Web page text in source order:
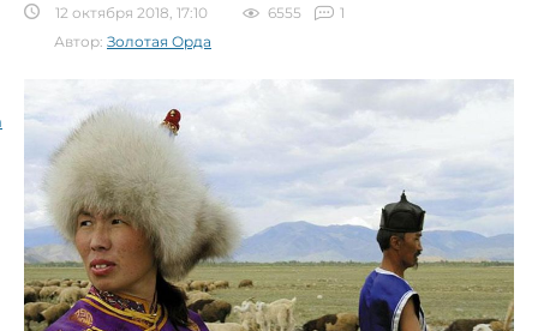
12 октября 2018, 17:10 6555
1
Автор: Золотая Орда